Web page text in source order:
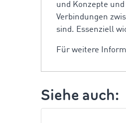
und Konzepte
Verbindungen
sind. Essenziell
Für weitere
Siehe auch: